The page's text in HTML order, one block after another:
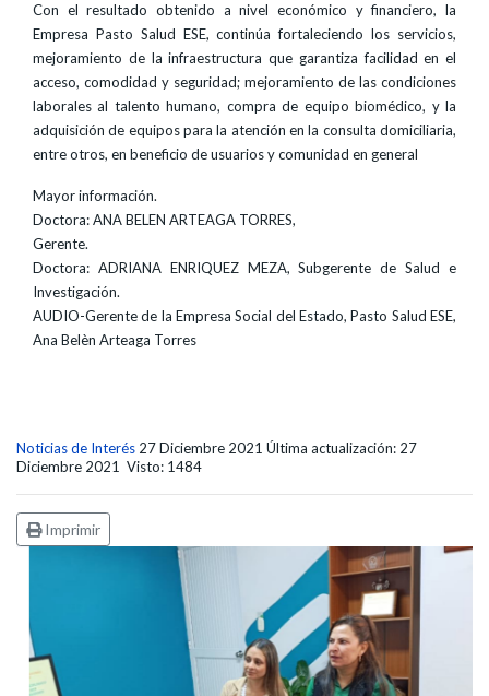
Con el resultado obtenido a nivel económico y financiero, la
Empresa Pasto Salud ESE, continúa fortaleciendo los servicios,
mejoramiento de la infraestructura que garantiza facilidad en el
acceso, comodidad y seguridad; mejoramiento de las condiciones
laborales al talento humano, compra de equipo biomédico, y la
adquisición de equipos para la atención en la consulta domiciliaria,
entre otros, en beneficio de usuarios y comunidad en general
Mayor información.
Doctora: ANA BELEN ARTEAGA TORRES,
Gerente.
Doctora: ADRIANA ENRIQUEZ MEZA, Subgerente de Salud e
Investigación.
AUDIO-Gerente de la Empresa Social del Estado, Pasto Salud ESE,
Ana Belèn Arteaga Torres
Noticias de Interés 27 Diciembre 2021 Última actualización: 27
Diciembre 2021 Visto: 1484
Imprimir